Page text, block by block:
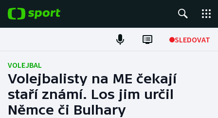
SLEDOVAT
Fotbal
Hokej
Tenis
VOLEJBAL
Volejbalisty na ME čekají
staří známí. Los jim určil
Němce či Bulhary